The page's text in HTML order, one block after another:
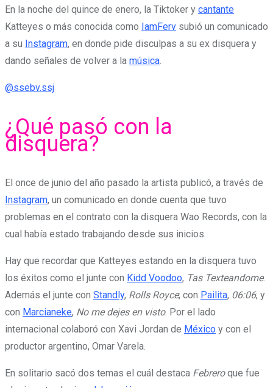
En la noche del quince de enero, la Tiktoker y cantante
Katteyes o más conocida como IamFerv subió un comunicado
a su Instagram, en donde pide disculpas a su ex disquera y
dando señales de volver a la música
@ssebv.ssj
¿Qué pasó con la
disquera?
El once de junio del año pasado la artista publicó, a través de
Instagram, un comunicado en donde cuenta que tuvo
problemas en el contrato con la disquera Wao Records, con la
cual había estado trabajando desde sus inicios.
Hay que recordar que Katteyes estando en la disquera tuvo
los éxitos como el junte con Kidd Voodoo, Tas Texteandome.
Además el junte con Standly, Rolls Royce; con Pailita, 06:06; y
con Marcianeke, No me dejes en visto. Por el lado
internacional colaboró con Xavi Jordan de México y con el
productor argentino, Omar Varela.
En solitario sacó dos temas el cuál destaca Febreroque fue